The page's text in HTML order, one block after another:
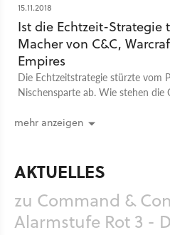
15.11.2018
Ist die Echtzeit-Strategie
Macher von C&C,
Empires
Die Echtzeitstrategie stürzte vom
Nischensparte ab. Wie stehen die
GameStar fragte bei
mehr anzeigen
AKTUELLES
zu Command &
Alarmstufe Rot 3 -